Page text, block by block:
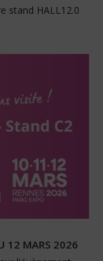
stand HALL12.0
12 MARS 2026